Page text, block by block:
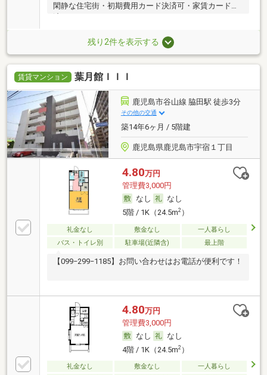
閑静な住宅街・初期費用カード決済可・家賃カード決
残り2件を表示する
賃貸マンション 葉月館ＩＩＩ
鹿児島市谷山線 脇田駅 徒歩3分
その他の交通
築14年6ヶ月 / 5階建
鹿児島県鹿児島市宇宿１丁目
4.80万円
管理費3,000円
なし
なし
5階 / 1K（24.5m2）
礼金なし 敷金なし
一人暮らし
バス・トイレ別
駐車場(近隣含) 最上階
【099−299−1185】お問い合わせはお電話が便利です！
4.80万円
管理費3,000円
なし
なし
4階 / 1K（24.5m2）
礼金なし 敷金なし
一人暮らし